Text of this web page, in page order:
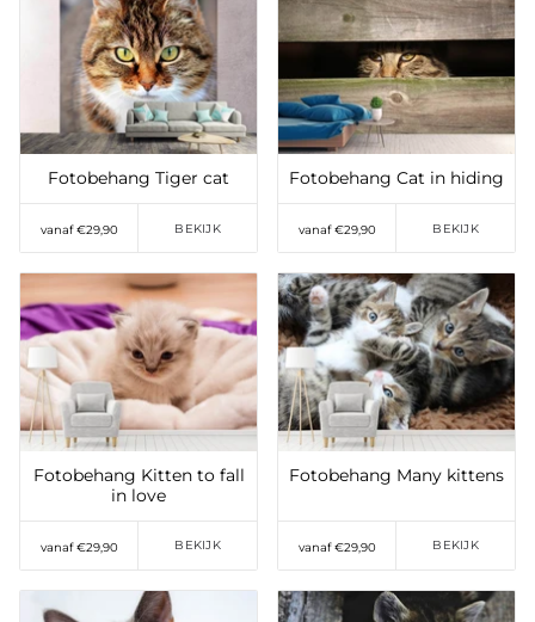
Toevoegen aan
verlanglijst
Fotobehang Tiger cat
vanaf €29,90 BEKIJK
Toevoegen aan
verlanglijst
Fotobehang Cat in hiding
vanaf €29,90 BEKIJK
Toevoegen aan
verlanglijst
Fotobehang Kitten to fall
in love
vanaf €29,90 BEKIJK
Toevoegen aan
verlanglijst
Fotobehang Many kittens
vanaf €29,90 BEKIJK